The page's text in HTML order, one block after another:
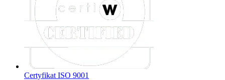
Certyfikat ISO 9001